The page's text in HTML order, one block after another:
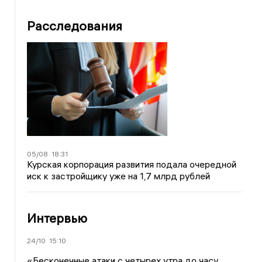
Расследования
05/08 18:31
Курская корпорация развития подала очередной
иск к застройщику уже на 1,7 млрд рублей
Интервью
24/10 15:10